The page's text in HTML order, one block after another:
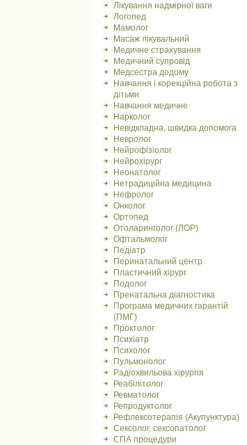
Лікування надмірної ваги
Логопед
Мамолог
Масаж лікувальний
Медичне страхування
Медичний супровід
Медсестра додому
Навчання і корекційна робота з
дітьми
Навчання медичне
Нарколог
Невідкладна, швидка допомога
Невролог
Нейрофізіолог
Нейрохірург
Неонатолог
Нетрадиційна медицина
Нефролог
Онколог
Ортопед
Отоларинголог (ЛОР)
Офтальмолог
Педіатр
Перинатальний центр
Пластичний хірург
Подолог
Пренатальна діагностика
Програма медичних гарантій
(ПМГ)
Проктолог
Психіатр
Психолог
Пульмонолог
Радіохвильова хірургія
Реабілітолог
Ревматолог
Репродуктолог
Рефлексотерапія (Акупунктура)
Сексолог, сексопатолог
СПА процедури